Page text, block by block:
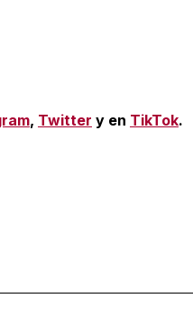
, Twitter y en TikTok.